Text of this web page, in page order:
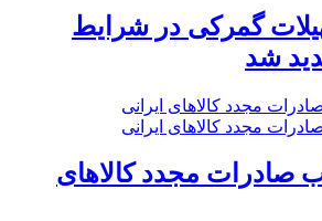
گمرکی در شرایط
شد
صادرات مجدد کالاهای